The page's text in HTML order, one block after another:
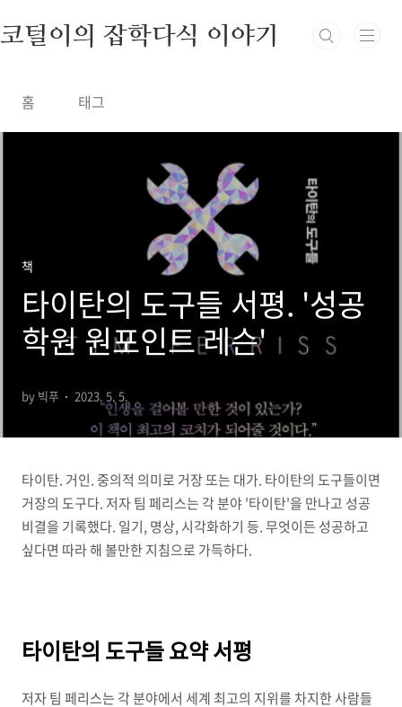
코털이의 잡학다식 이야기
홈 태그
책
타이탄의 도구들 서평. '성공
학원 원포인트 레슨'
by 빅푸 2023. 5. 5.
타이탄. 거인. 중의적 의미로 거장 또는 대가. 타이탄의 도구들이면
거장의 도구다. 저자 팀 페리스는 각 분야 '타이탄'을 만나고 성공
비결을 기록했다. 일기, 명상, 시각화하기 등. 무엇이든 성공하고
싶다면 따라 해 볼만한 지침으로 가득하다.
타이탄의 도구들 요약 서평
저자 팀 페리스는 각 분야에서 세계 최고의 지위를 차지한 사람들